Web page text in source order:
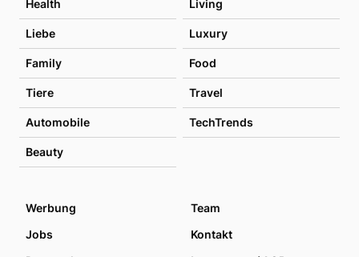
Health Living
Liebe Luxury
Family Food
Tiere Travel
Automobile TechTrends
Beauty
Werbung
Team
Jobs
Kontakt